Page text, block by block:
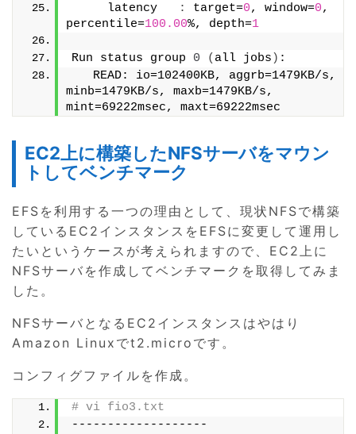
     latency
: target=0, window=0,
percentile=100.00%, depth=1
Run status group 0 ( all jobs ) :
   READ: io=102400KB, aggrb=1479KB/s,
minb=1479KB/s, maxb=1479KB/s,
mint=69222msec, maxt=69222msec
EC2上に構築したNFSサーバをマウン
トしてベンチマーク
EFSを利用する一つの理由として、現状NFSで構築
しているEC2インスタンスをEFSに変更して運用し
たいというケースが考えられますので、EC2上に
NFSサーバを作成してベンチマークを取得してみま
した。
NFSサーバとなるEC2インスタンスはやはり
Amazon Linuxでt2.microです。
コンフィグファイルを作成。
# vi fio3.txt
-------------------